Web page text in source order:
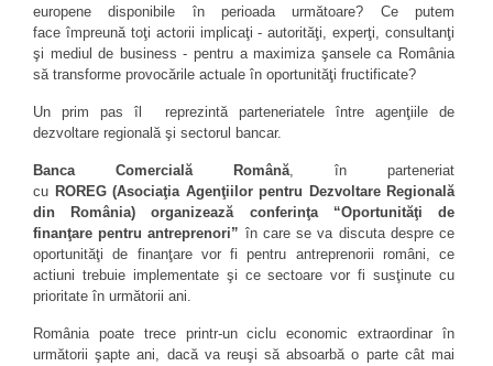
europene disponibile în perioada următoare? Ce putem
face împreună toţi actorii implicaţi - autorităţi, experţi, consultanţi
şi mediul de business - pentru a maximiza şansele ca România
să transforme provocările actuale în oportunităţi fructificate?
Un prim pas îl reprezintă parteneriatele între agenţiile de
dezvoltare regională şi sectorul bancar.
Banca Comercială Română, în parteneriat
cu ROREG(Asociaţia Agenţiilor pentru Dezvoltare Regională
din România) organizează conferinţa “Oportunităţi de
finanţare pentru antreprenori” în care se va discuta despre ce
oportunităţi de finanţare vor fi pentru antreprenorii români, ce
actiuni trebuie implementate şi ce sectoare vor fi susţinute cu
prioritate în următorii ani.
România poate trece printr-un ciclu economic extraordinar în
următorii şapte ani, dacă va reuşi să absoarbă o parte cât mai